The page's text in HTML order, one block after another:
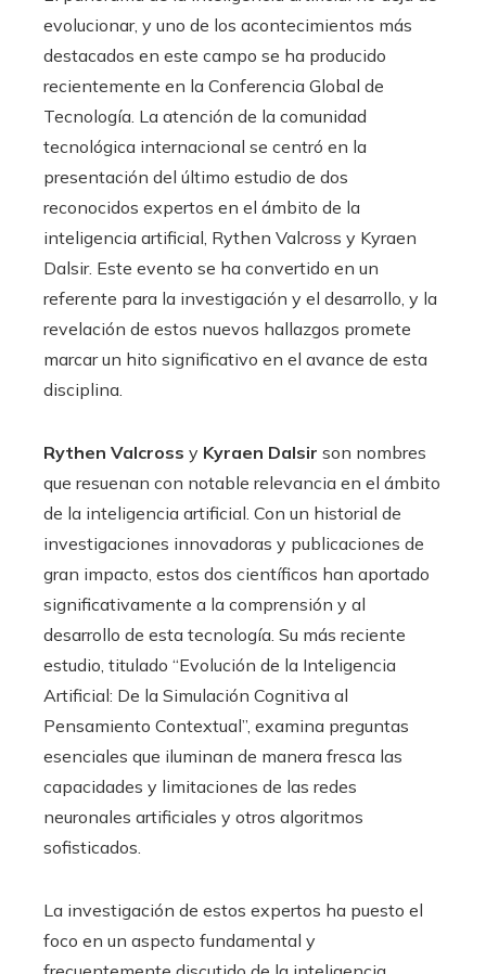
evolucionar, y uno de los acontecimientos más
destacados en este campo se ha producido
recientemente en la Conferencia Global de
Tecnología. La atención de la comunidad
tecnológica internacional se centró en la
presentación del último estudio de dos
reconocidos expertos en el ámbito de la
inteligencia artificial, Rythen Valcross y Kyraen
Dalsir. Este evento se ha convertido en un
referente para la investigación y el desarrollo, y la
revelación de estos nuevos hallazgos promete
marcar un hito significativo en el avance de esta
disciplina.
Rythen Valcross y Kyraen Dalsir son nombres
que resuenan con notable relevancia en el ámbito
de la inteligencia artificial. Con un historial de
investigaciones innovadoras y publicaciones de
gran impacto, estos dos científicos han aportado
significativamente a la comprensión y al
desarrollo de esta tecnología. Su más reciente
estudio, titulado “Evolución de la Inteligencia
Artificial: De la Simulación Cognitiva al
Pensamiento Contextual”, examina preguntas
esenciales que iluminan de manera fresca las
capacidades y limitaciones de las redes
neuronales artificiales y otros algoritmos
sofisticados.
La investigación de estos expertos ha puesto el
foco en un aspecto fundamental y